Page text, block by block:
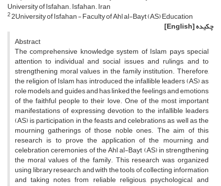
University of Isfahan. Isfahan. Iran
22University of Isfahan - Faculty of Ahl al-Bayt (AS) Education
چکیده[English]
Abstract
The comprehensive knowledge system of Islam pays special
attention to individual and social issues and rulings, and to
strengthening moral values in the family institution. Therefore,
the religion of Islam has introduced the infallible leaders (AS) as
role models and guides and has linked the feelings and emotions
of the faithful people to their love. One of the most important
manifestations of expressing devotion to the infallible leaders
(AS) is participation in the feasts and celebrations as well as the
mourning gatherings of those noble ones. The aim of this
research is to prove the application of the mourning and
celebration ceremonies of the Ahl al-Bayt (AS) in strengthening
the moral values of the family. This research was organized
using library research and with the tools of collecting information
and taking notes from reliable religious, psychological, and